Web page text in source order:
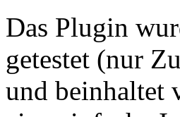
Das Plugin
getestet (nur
und beinhaltet